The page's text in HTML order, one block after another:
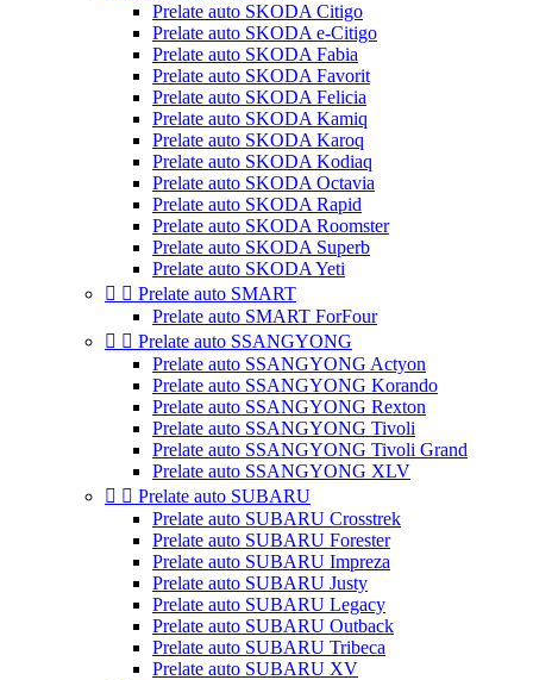
Prelate auto SKODA Citigo
Prelate auto SKODA e-Citigo
Prelate auto SKODA Fabia
Prelate auto SKODA Favorit
Prelate auto SKODA Felicia
Prelate auto SKODA Kamiq
Prelate auto SKODA Karoq
Prelate auto SKODA Kodiaq
Prelate auto SKODA Octavia
Prelate auto SKODA Rapid
Prelate auto SKODA Roomster
Prelate auto SKODA Superb
Prelate auto SKODA Yeti
  Prelate auto SMART
Prelate auto SMART ForFour
  Prelate auto SSANGYONG
Prelate auto SSANGYONG Actyon
Prelate auto SSANGYONG Korando
Prelate auto SSANGYONG Rexton
Prelate auto SSANGYONG Tivoli
Prelate auto SSANGYONG Tivoli Grand
Prelate auto SSANGYONG XLV
  Prelate auto SUBARU
Prelate auto SUBARU Crosstrek
Prelate auto SUBARU Forester
Prelate auto SUBARU Impreza
Prelate auto SUBARU Justy
Prelate auto SUBARU Legacy
Prelate auto SUBARU Outback
Prelate auto SUBARU Tribeca
Prelate auto SUBARU XV